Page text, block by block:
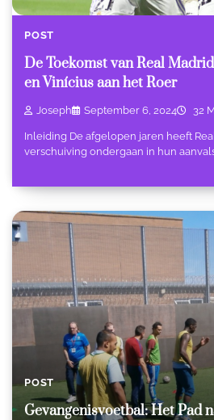
POST
De Toekomst van Real
en Vinícius aan het Roer
Joseph September 6, 2024 32
Inleiding De afgelopen jaren heeft
verschuiving ondergaan in hun
POST
Gevangenisvoetbal: Het Pad